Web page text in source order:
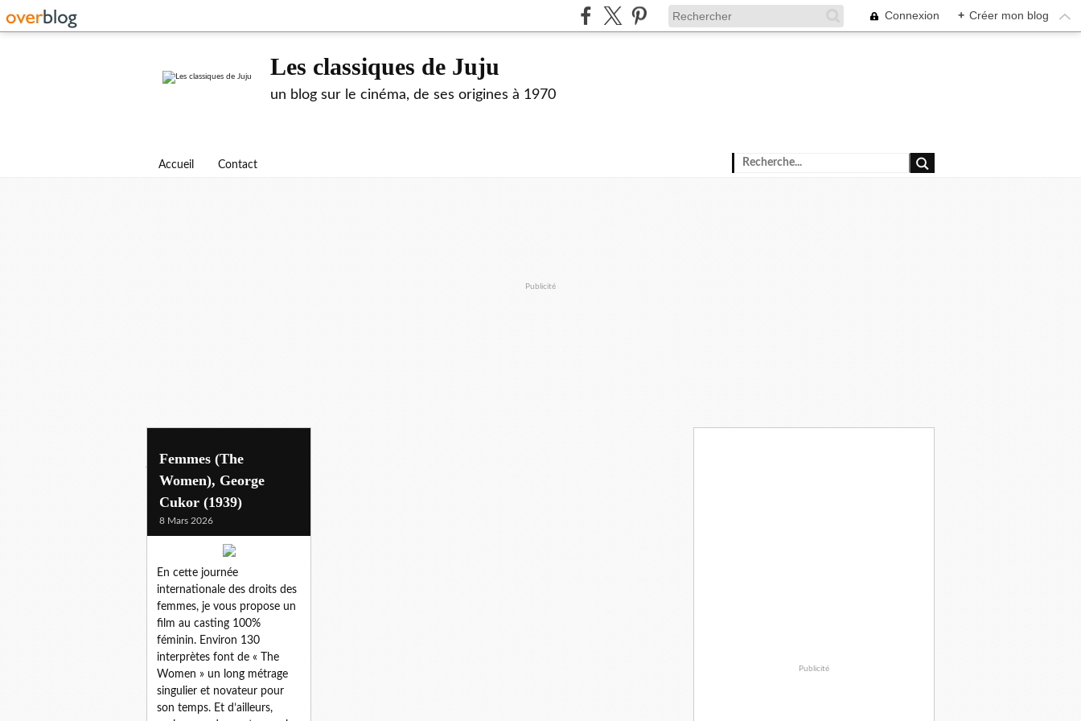
Connexion + Créer mon blog
Les classiques de Juju
un blog sur le cinéma, de ses origines à 1970
Accueil Contact
Publicité
joan crawford
Femmes (The
Women), George
Cukor (1939)
8 Mars 2026
En cette journée
internationale des droits des
femmes, je vous propose un
film au casting 100%
féminin. Environ 130
interprètes font de « The
Women » un long métrage
singulier et novateur pour
son temps. Et d’ailleurs,
Publicité